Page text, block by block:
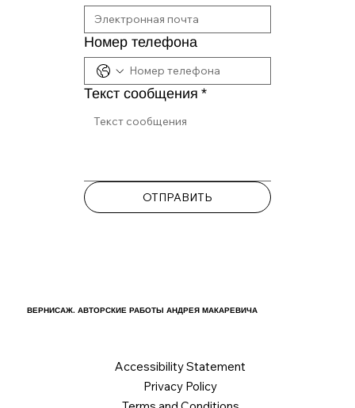
Номер телефона
Текст сообщения *
ОТПРАВИТЬ
ВЕРНИСАЖ. АВТОРСКИЕ РАБОТЫ АНДРЕЯ МАКАРЕВИЧА
Accessibility Statement
Privacy Policy